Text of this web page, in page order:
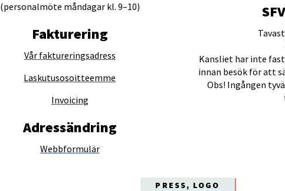
(personalmöte måndagar kl. 9–10)
Fakturering
Vår faktureringsadress
Laskutusosoitteemme
Invoicing
Adressändring
Webbformulär
Kansliet har inte
innan besök för att
Obs! Ingången
PRESS, LOGO